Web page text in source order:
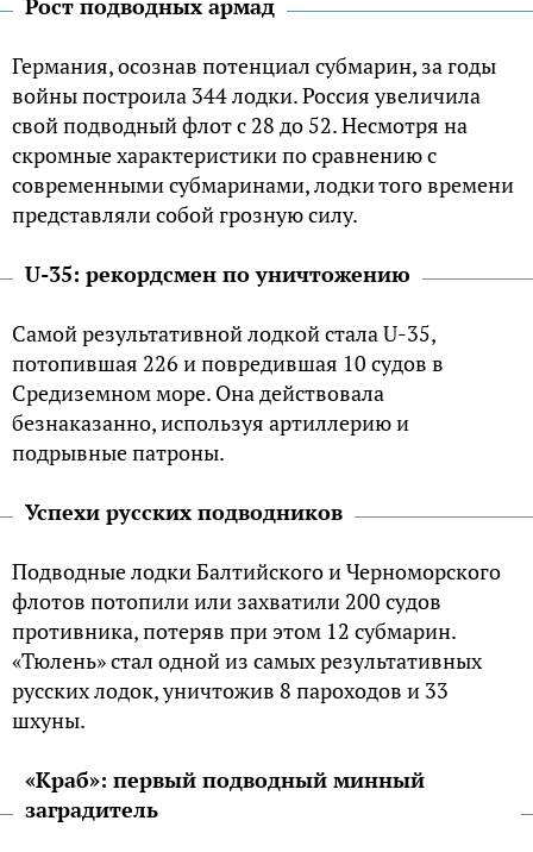
Германия, осознав потенциал субмарин, за годы
войны построила 344 лодки. Россия увеличила
свой подводный флот с 28 до 52. Несмотря на
скромные характеристики по сравнению с
современными субмаринами, лодки того времени
представляли собой грозную силу.
U-35: рекордсмен по уничтожению
Самой результативной лодкой стала U-35,
потопившая 226 и повредившая 10 судов в
Средиземном море. Она действовала
безнаказанно, используя артиллерию и
подрывные патроны.
Успехи русских подводников
Подводные лодки Балтийского и Черноморского
флотов потопили или захватили 200 судов
противника, потеряв при этом 12 субмарин.
«Тюлень» стал одной из самых результативных
русских лодок, уничтожив 8 пароходов и 33
шхуны.
«Краб»: первый подводный минный
заградитель